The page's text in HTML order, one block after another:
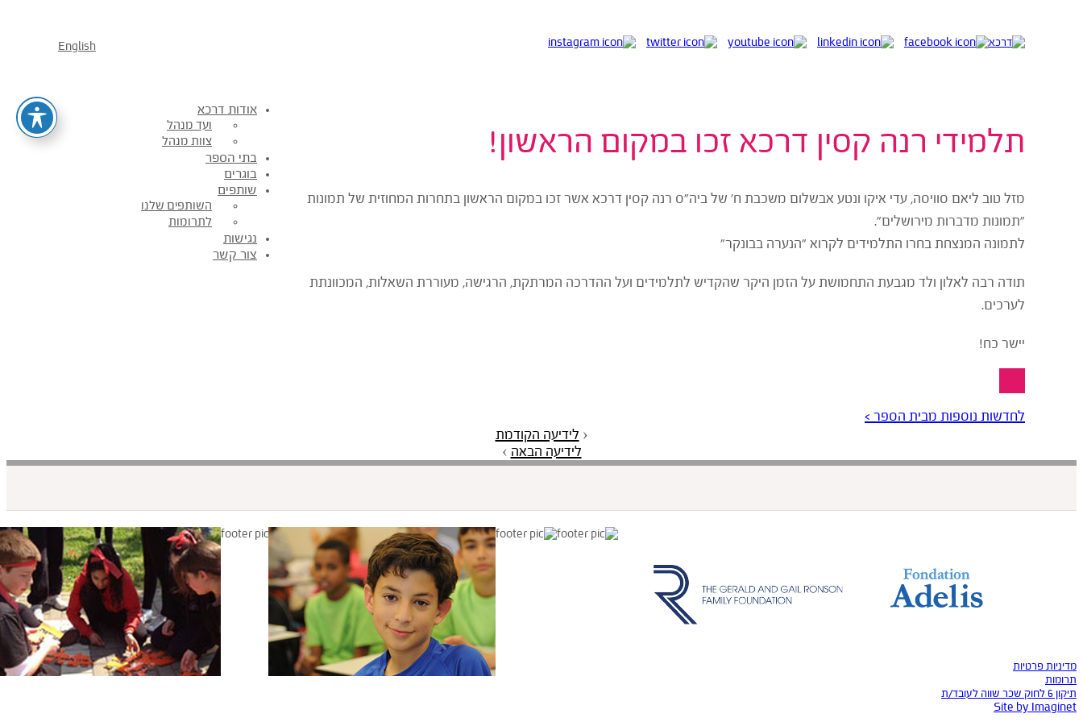
English
אודות דרכא
ועד מנהל
צוות מנהל
בתי הספר
בוגרים
שותפים
השותפים שלנו
לתרומות
נגישות
צור קשר
תלמידי רנה קסין דרכא זכו במקום הראשון!
מזל טוב ליאם סוויסה, עדי איקו ונטע אבשלום משכבת ח' של ביה"ס רנה קסין דרכא אשר זכו במקום הראשון בתחרות המחוזית של תמונות
"תמונות מדברות מירושלים".
לתמונה המנצחת בחרו התלמידים לקרוא "הנערה בבונקר"
תודה רבה לאלון ולד מגבעת התחמושת על הזמן היקר שהקדיש לתלמידים ועל ההדרכה המרתקת, הרגישה, מעוררת השאלות, המכוונתת
לערכים.
יישר כח!
לחדשות נוספות מבית הספר >
‹ לידיעה הקודמת
לידיעה הבאה ›
מדיניות פרטיות
תרומות
תיקון 6 לחוק שכר שווה לעובד/ת
Site by Imaginet